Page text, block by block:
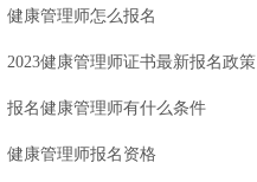
健康管理师怎么报名
2023健康管理师证书最新报名政策
报名健康管理师有什么条件
健康管理师报名资格